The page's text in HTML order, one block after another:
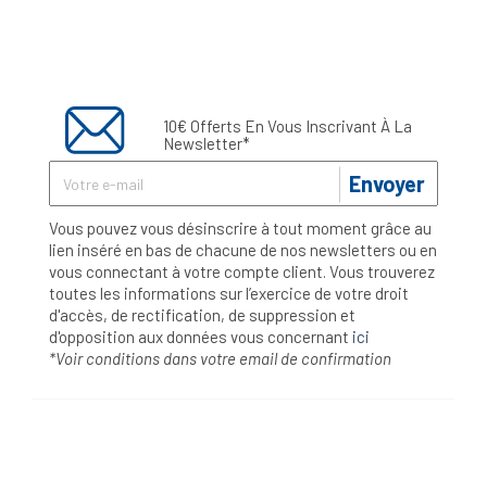
10€ Offerts En Vous Inscrivant À La
Newsletter*
Envoyer
Vous pouvez vous désinscrire à tout moment grâce au
lien inséré en bas de chacune de nos newsletters ou en
vous connectant à votre compte client. Vous trouverez
toutes les informations sur l’exercice de votre droit
d'accès, de rectification, de suppression et
d'opposition aux données vous concernant ici
*Voir conditions dans votre email de confirmation